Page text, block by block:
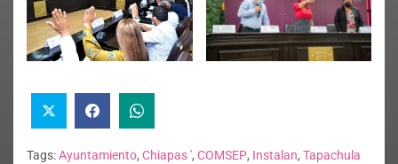
Tags:Ayuntamiento, Chiapas ', COMSEP, Instalan, Tapachula